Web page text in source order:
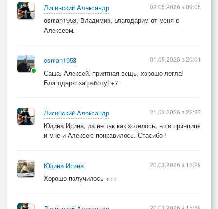
Лисинский Александр
osman1953, Владимир, благодарим от меня с
Алексеем.
02.05.2026 в 09:05
osman1953
Саша, Алексей, приятная вещь, хорошо легла!
Благодарю за работу! +7
01.05.2026 в 20:01
Лисинский Александр
Юдина Ирина, да не так как хотелось, но в принципе
и мне и Алексею понравилось. Спасибо !
21.03.2026 в 22:27
Юдина Ирина
Хорошо получилось +++
20.03.2026 в 16:29
20.03.2026 в 15:59